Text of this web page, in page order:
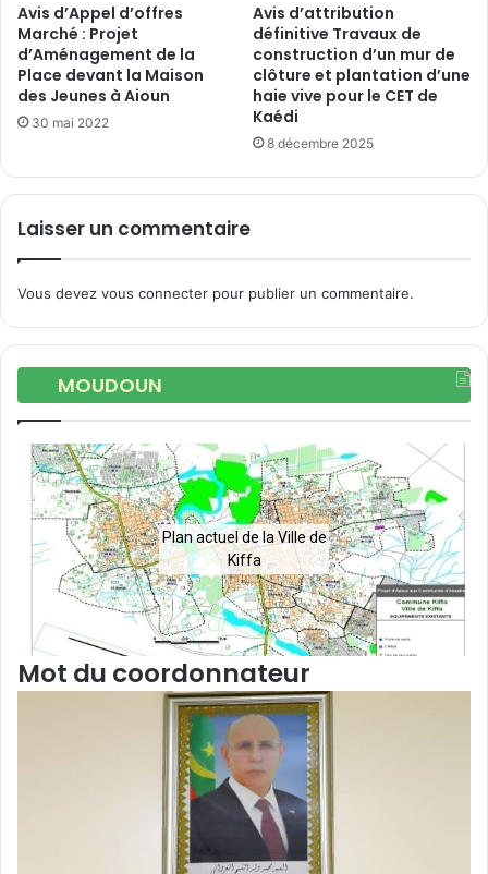
Avis d’Appel d’offres
Marché : Projet
d’Aménagement de la
Place devant la Maison
des Jeunes à Aioun
30 mai 2022
Avis d’attribution
définitive Travaux de
construction d’un mur de
clôture et plantation d’une
haie vive pour le CET de
Kaédi
8 décembre 2025
Laisser un commentaire
Vous devez vous connecter pour publier un commentaire.
MOUDOUN
Plan actuel de la Ville de
Kiffa
Mot du coordonnateur